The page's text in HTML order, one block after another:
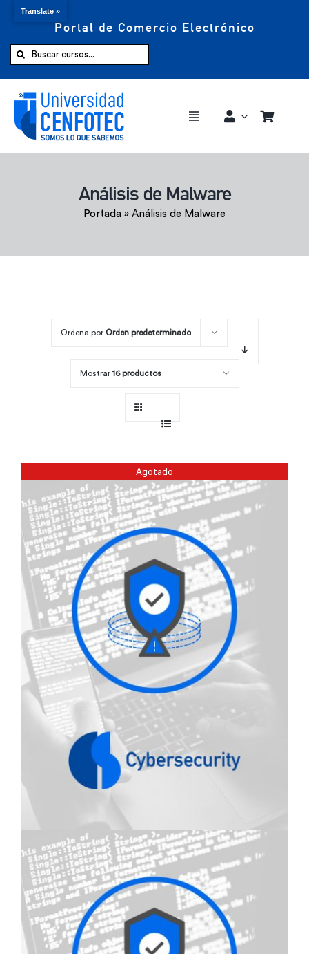
Portal de Comercio Electrónico
Buscar:
Toggle
Comprar ahora
Análisis de Malware
Portada » Análisis de Malware
Ordena por Orden predeterminado
Mostrar 16 productos
Agotado
Translate »